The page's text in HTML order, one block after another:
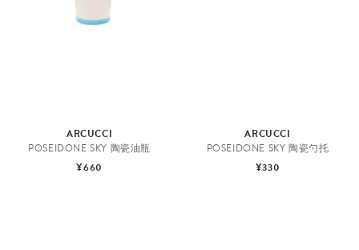
ARCUCCI
POSEIDONE SKY 陶瓷油瓶
¥660
ARCUCCI
POSEIDONE SKY 陶瓷勺托
¥330